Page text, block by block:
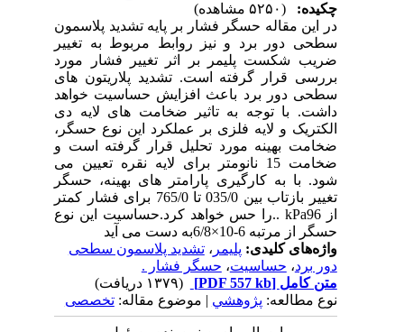
چکیده:
در این مقاله حسگر فشار بر پایه تشدید پلاسمون
سطحی دور برد و نیز روابط مربوط به تغییر
ضریب شکست پلیمر بر اثر تغییر فشار مورد
بررسی قرار گرفته است. تشدید پلاریتون های
سطحی دور برد باعث افزایش حساسیت خواهد
داشت. با توجه به تاثیر ضخامت های لایه دی
الکتریک و لایه فلزی بر عملکرد این نوع حسگر،
ضخامت بهینه مورد تحلیل قرار گرفته است و
ضخامت 15 نانومتر برای لایه نقره تعیین می
شود. با به کارگیری پارامتر های بهینه، حسگر
تغییر بازتاب بین 035/0 تا 765/0 برای فشار کمتر
از kPa96 ..را حس خواهد کرد.حساسیت این نوع
حسگر از مرتبه 6-10×6/8به دست می آید
واژه‌های کلیدی:پلیمر، تشدید پلاسمون سطحی
دور برد ،حساسیت،حسگر فشار .
متن کامل[PDF 557 kb]
نوع مطالعه:پژوهشي| موضوع مقاله:تخصصی